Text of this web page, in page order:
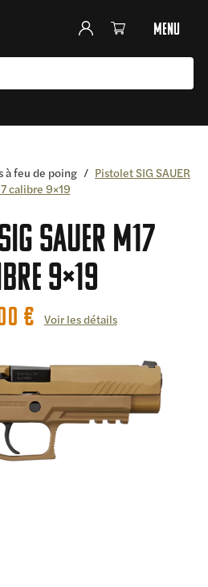
menu
à feu de poing / Pistolet SIG SAUER
calibre 9×19
SAUER M17
9×19
€ Voir les détails